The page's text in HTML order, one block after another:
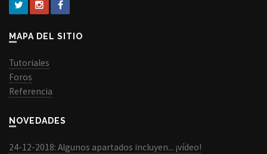
MAPA DEL SITIO
Tutoriales
Foros
Referencia
NOVEDADES
24-12-2018: Algunos apartados incluyen... ¡vídeo!